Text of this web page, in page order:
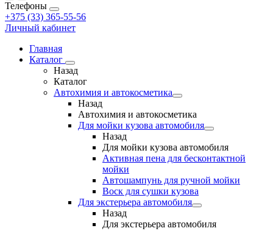
Телефоны
+375 (33) 365-55-56
Личный кабинет
Главная
Каталог
Назад
Каталог
Автохимия и автокосметика
Назад
Автохимия и автокосметика
Для мойки кузова автомобиля
Назад
Для мойки кузова автомобиля
Активная пена для бесконтактной
мойки
Автошампунь для ручной мойки
Воск для сушки кузова
Для экстерьера автомобиля
Назад
Для экстерьера автомобиля